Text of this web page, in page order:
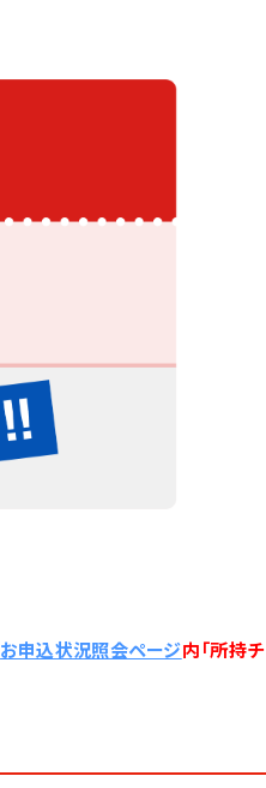
お申込状況照会ページ内「所持チ